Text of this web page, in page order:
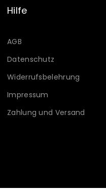
Hilfe
AGB
Datenschutz
Widerrufsbelehrung
Impressum
Zahlung und Versand